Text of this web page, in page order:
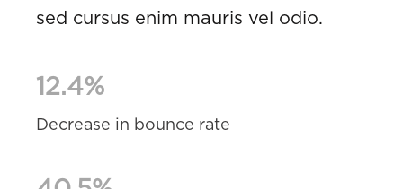
sed cursus enim mauris vel odio.
12.4%
Decrease in bounce rate